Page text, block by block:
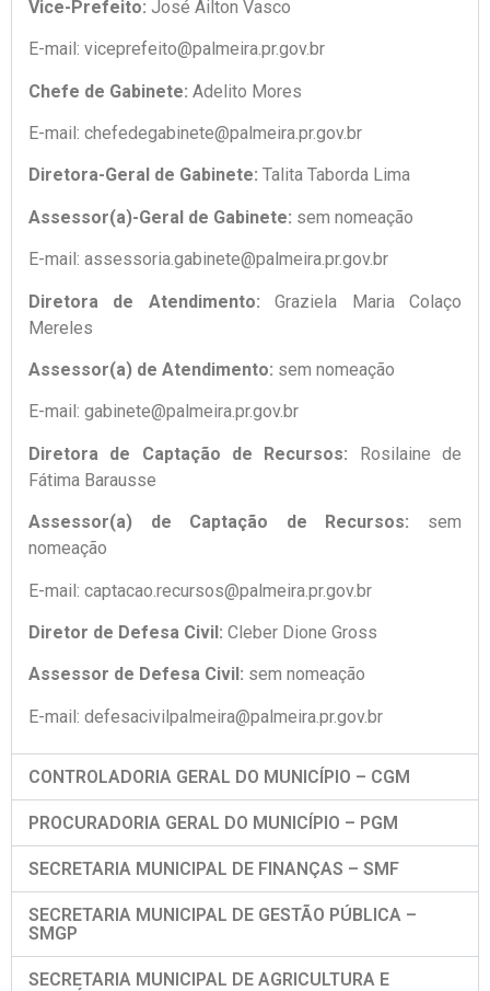
Vice-Prefeito: José Ailton Vasco
E-mail: viceprefeito@palmeira.pr.gov.br
Chefe de Gabinete: Adelito Mores
E-mail: chefedegabinete@palmeira.pr.gov.br
Diretora-Geral de Gabinete: Talita Taborda Lima
Assessor(a)-Geral de Gabinete: sem nomeação
E-mail: assessoria.gabinete@palmeira.pr.gov.br
Diretora de Atendimento: Graziela Maria Colaço
Mereles
Assessor(a) de Atendimento: sem nomeação
E-mail: gabinete@palmeira.pr.gov.br
Diretora de Captação de Recursos: Rosilaine de
Fátima Barausse
Assessor(a) de Captação de Recursos: sem
nomeação
E-mail: captacao.recursos@palmeira.pr.gov.br
Diretor de Defesa Civil: Cleber Dione Gross
Assessor de Defesa Civil: sem nomeação
E-mail: defesacivilpalmeira@palmeira.pr.gov.br
CONTROLADORIA GERAL DO MUNICÍPIO – CGM
PROCURADORIA GERAL DO MUNICÍPIO – PGM
SECRETARIA MUNICIPAL DE FINANÇAS – SMF
SECRETARIA MUNICIPAL DE GESTÃO PÚBLICA –
SMGP
SECRETARIA MUNICIPAL DE AGRICULTURA E